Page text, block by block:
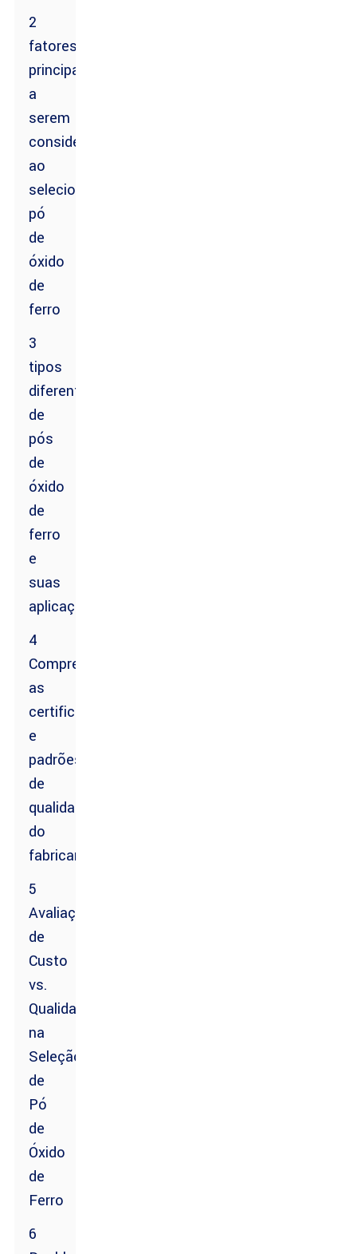
2
fatores
principais
a
serem
considerados
ao
selecionar
pó
de
óxido
de
ferro
3
tipos
diferentes
de
pós
de
óxido
de
ferro
e
suas
aplicações
4
Compreendendo
as
certificações
e
padrões
de
qualidade
do
fabricante
5
Avaliação
de
Custo
vs.
Qualidade
na
Seleção
de
Pó
de
Óxido
de
Ferro
6